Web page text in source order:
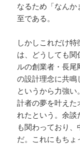
なるため「なん
至である。
しかしこれだけ
は、どうしても
ルの創業者・長
の設計理念に共鳴
というから力強
計者の夢を叶えた
れたという。余談
も関わっており
だ。これにもちょ